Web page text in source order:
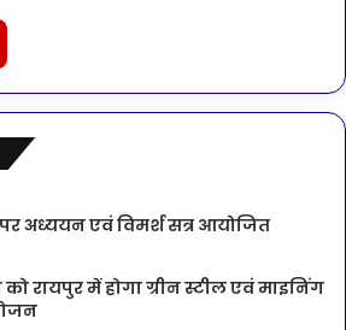
अध्ययन एवं विमर्श सत्र आयोजित
को रायपुर में होगा ग्रीन स्टील एवं माइनिंग